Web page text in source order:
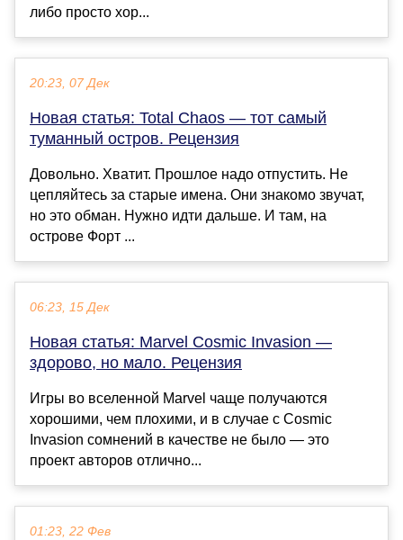
либо просто хор...
20:23, 07 Дек
Новая статья: Total Chaos — тот самый
туманный остров. Рецензия
Довольно. Хватит. Прошлое надо отпустить. Не
цепляйтесь за старые имена. Они знакомо звучат,
но это обман. Нужно идти дальше. И там, на
острове Форт ...
06:23, 15 Дек
Новая статья: Marvel Cosmic Invasion —
здорово, но мало. Рецензия
Игры во вселенной Marvel чаще получаются
хорошими, чем плохими, и в случае с Cosmic
Invasion сомнений в качестве не было — это
проект авторов отлично...
01:23, 22 Фев